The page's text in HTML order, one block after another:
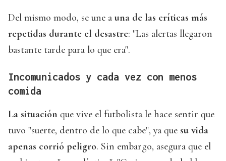
Del mismo modo, se une a una de las críticas más
repetidas durante el desastre: "Las alertas llegaron
bastante tarde para lo que era".
Incomunicados y cada vez con menos
comida
La situación que vive el futbolista le hace sentir que
tuvo "suerte, dentro de lo que cabe", ya que su vida
apenas corrió peligro. Sin embargo, asegura que el